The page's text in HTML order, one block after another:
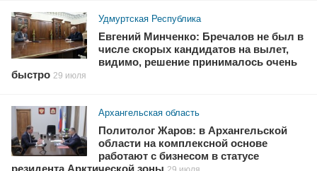
Удмуртская Республика
Евгений Минченко: Бречалов не был в
числе скорых кандидатов на вылет,
видимо, решение принималось очень
быстро 29 июля
Архангельская область
Политолог Жаров: в Архангельской
области на комплексной основе
работают с бизнесом в статусе